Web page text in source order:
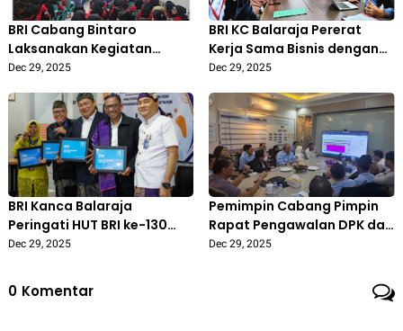
BRI Cabang Bintaro
Laksanakan Kegiatan
Akuisisi di PT Mitra Kreasi
Kerja Sama Bisnis
Dec 29, 2025
BRI KC Balaraja Pererat
Kerja Sama Bisnis dengan
Lion Group
Dec 29, 2025
BRI Kanca Balaraja
Peringati HUT BRI ke-130
dengan Penyerahan
dan 35 Tahun
Dec 29, 2025
Pemimpin Cabang Pimpin
Rapat Pengawalan DPK dan
NPL di BRI KC Balaraja
Dec 29, 2025
0 Komentar